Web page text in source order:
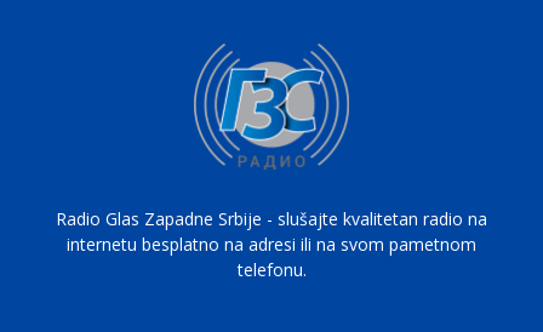
Radio Glas Zapadne Srbije - slušajte kvalitetan radio na
internetu besplatno na adresi ili na svom pametnom
telefonu.